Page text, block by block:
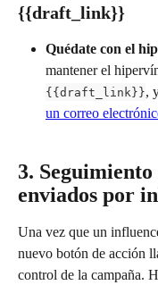
{{draft_link}}
Quédate con el
mantener el
{{draft_link}},
un correo
3.
enviados por
Una vez que un
nuevo botón de acción
control de la campaña.